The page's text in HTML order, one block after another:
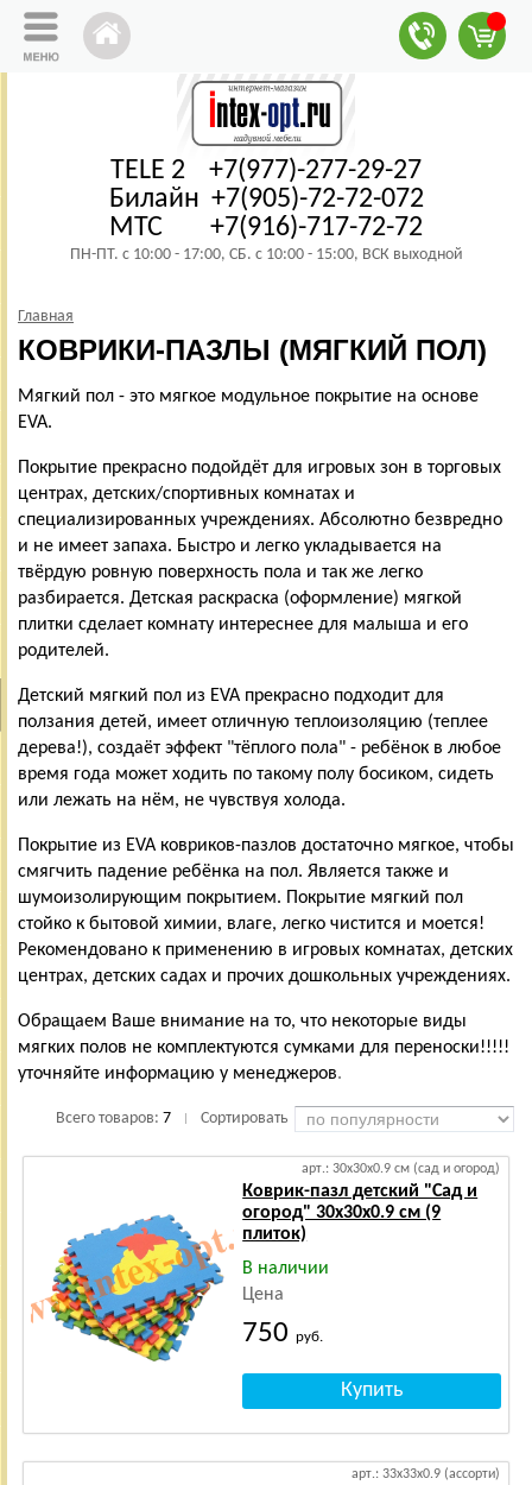
TELE 2 +7(977)-277-29-27
Билайн +7(905)-72-72-072
МТС +7(916)-717-72-72
ПН-ПТ. с 10:00 - 17:00, СБ. с 10:00 - 15:00, ВСК выходной
Главная
КОВРИКИ-ПАЗЛЫ (МЯГКИЙ ПОЛ)
Мягкий пол - это мягкое модульное покрытие на основе
EVA.
Покрытие прекрасно подойдёт для игровых зон в торговых
центрах, детских/спортивных комнатах и
специализированных учреждениях. Абсолютно безвредно
и не имеет запаха. Быстро и легко укладывается на
твёрдую ровную поверхность пола и так же легко
разбирается. Детская раскраска (оформление) мягкой
плитки сделает комнату интереснее для малыша и его
родителей.
Детский мягкий пол из EVA прекрасно подходит для
ползания детей, имеет отличную теплоизоляцию (теплее
дерева!), создаёт эффект "тёплого пола" - ребёнок в любое
время года может ходить по такому полу босиком, сидеть
или лежать на нём, не чувствуя холода.
Покрытие из EVA ковриков-пазлов достаточно мягкое, чтобы
смягчить падение ребёнка на пол. Является также и
шумоизолирующим покрытием. Покрытие мягкий пол
стойко к бытовой химии, влаге, легко чистится и моется!
Рекомендовано к применению в игровых комнатах, детских
центрах, детских садах и прочих дошкольных учреждениях.
Обращаем Ваше внимание на то, что некоторые виды
мягких полов не комплектуются сумками для переноски!!!!!
уточняйте информацию у менеджеров.
Всего товаров: 7 Сортировать
арт.: 30х30х0.9 см (сад и огород)
Коврик-пазл детский "Сад и
огород" 30х30х0.9 см (9
плиток)
В наличии
Цена
750руб.
арт.: 33х33х0.9 (ассорти)